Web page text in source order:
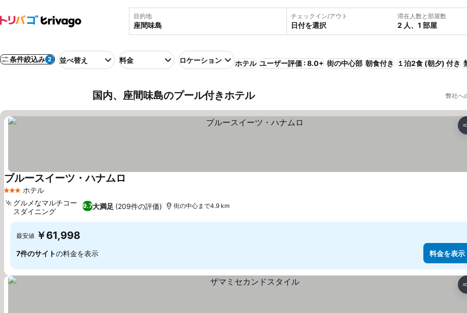
目的地 チェックイン/アウト
日付を選択
滞在人数と部屋数
2 人、1 部屋
条件絞込み 2 並べ替え 料金 ロケーション ホテル ユーザー評価 : 8.0+ 街の中心部 朝食付き １泊2食 (朝夕) 付き
国内、座間味島のプール付きホテル 弊社へ
3 ホテルのランク
ホテル
ブルースイーツ・ハナムロ
9.7大満足 (209件の評価)
グルメなマルチコー
スダイニング
街の中心まで4.9 km
最安値 ￥61,998
7件のサイトの料金を表示 料金を表示